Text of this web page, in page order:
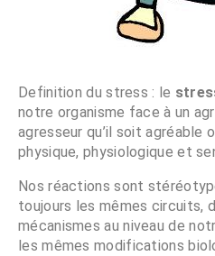
Definition du stress : le
notre organisme face à un
agresseur qu’il soit agréable
physique, physiologique et
Nos réactions sont
toujours les mêmes circuits,
mécanismes au niveau de
les mêmes modifications